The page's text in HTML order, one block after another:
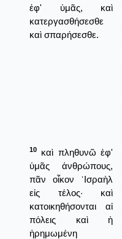
ἐφ' ὑμᾶς, καὶ
κατεργασθήσεσθε
καὶ σπαρήσεσθε.
10
καὶ πληθυνῶ ἐφ'
ὑμᾶς ἀνθρώπους,
πᾶν οἶκον ᾿Ισραὴλ
εἰς τέλος· καὶ
κατοικηθήσονται αἱ
πόλεις καὶ ἡ
ἠρημωμένη